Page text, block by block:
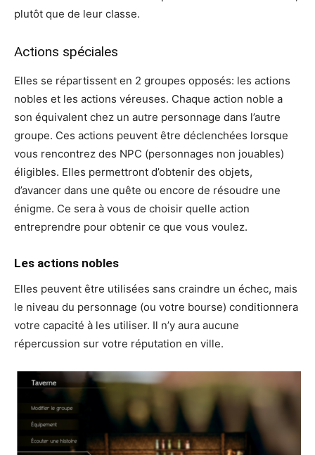
plutôt que de leur classe.
Actions spéciales
Elles se répartissent en 2 groupes opposés: les actions
nobles et les actions véreuses. Chaque action noble a
son équivalent chez un autre personnage dans l’autre
groupe. Ces actions peuvent être déclenchées lorsque
vous rencontrez des NPC (personnages non jouables)
éligibles. Elles permettront d’obtenir des objets,
d’avancer dans une quête ou encore de résoudre une
énigme. Ce sera à vous de choisir quelle action
entreprendre pour obtenir ce que vous voulez.
Les actions nobles
Elles peuvent être utilisées sans craindre un échec, mais
le niveau du personnage (ou votre bourse) conditionnera
votre capacité à les utiliser. Il n’y aura aucune
répercussion sur votre réputation en ville.